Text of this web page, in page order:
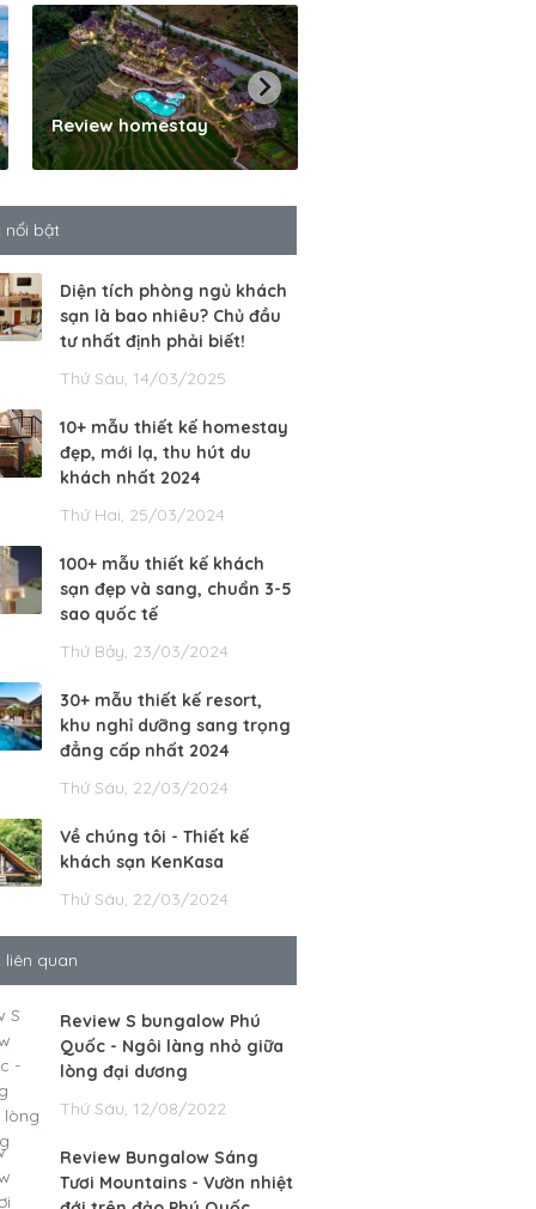
Review homestay
nổi bật
Diện tích phòng ngủ khách
sạn là bao nhiêu? Chủ đầu
tư nhất định phải biết!
Thứ Sáu, 14/03/2025
10+ mẫu thiết kế homestay
đẹp, mới lạ, thu hút du
khách nhất 2024
Thứ Hai, 25/03/2024
100+ mẫu thiết kế khách
sạn đẹp và sang, chuẩn 3-5
sao quốc tế
Thứ Bảy, 23/03/2024
30+ mẫu thiết kế resort,
khu nghỉ dưỡng sang trọng
đẳng cấp nhất 2024
Thứ Sáu, 22/03/2024
Về chúng tôi - Thiết kế
khách sạn KenKasa
Thứ Sáu, 22/03/2024
liên quan
Review S bungalow Phú
Quốc - Ngôi làng nhỏ giữa
lòng đại dương
Thứ Sáu, 12/08/2022
Review Bungalow Sáng
Tươi Mountains - Vườn nhiệt